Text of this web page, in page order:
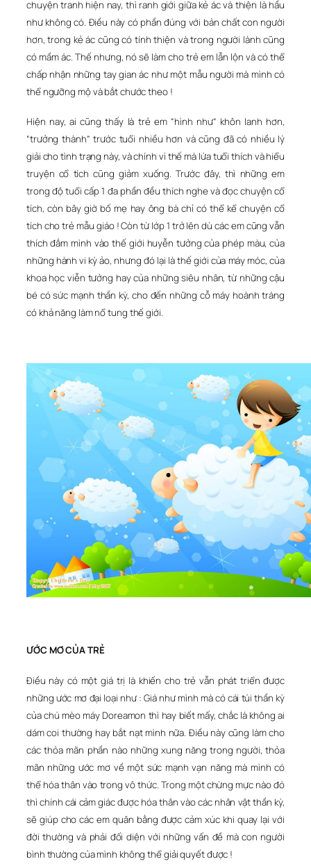
chuyện tranh hiện nay, thì ranh giới giữa kẻ ác và thiện là hầu
như không có. Điều này có phần đúng với bản chất con người
hơn, trong kẻ ác cũng có tính thiện và trong người lành cũng
có mầm ác. Thế nhưng, nó sẽ làm cho trẻ em lẫn lộn và có thể
chấp nhận những tay gian ác như một mẫu người mà mình có
thể ngưỡng mộ và bắt chước theo !
Hiện nay, ai cũng thấy là trẻ em “hình như” khôn lanh hơn,
“trưởng thành” trước tuổi nhiều hơn và cũng đã có nhiều lý
giải cho tình trạng này, và chính vì thế mà lứa tuổi thích và hiểu
truyện cổ tích cũng giảm xuống. Trước đây, thì những em
trong độ tuổi cấp 1 đa phần đều thích nghe và đọc chuyện cổ
tích, còn bây giờ bố mẹ hay ông bà chỉ có thể kể chuyện cổ
tích cho trẻ mẫu giáo ! Còn từ lớp 1 trở lên dù các em cũng vẫn
thích đắm mình vào thế giới huyễn tưởng của phép màu, của
những hành vi kỳ ảo, nhưng đó lại là thế giới của máy móc, của
khoa học viễn tưởng hay của những siêu nhân, từ những cậu
bé có sức mạnh thần kỳ, cho đến những cỗ máy hoành tráng
có khả năng làm nổ tung thế giới.
ƯỚC MƠ CỦA TRẺ
Điều này có một giá trị là khiến cho trẻ vẫn phát triển được
những ước mơ đại loại như : Giá như mình mà có cái túi thần kỳ
của chú mèo máy Doreamon thì hay biết mấy, chắc là không ai
dám coi thường hay bắt nạt mình nữa. Điều này cũng làm cho
các thỏa mãn phần nào những xung năng trong người, thỏa
mãn những ước mơ về một sức mạnh vạn năng mà mình có
thể hóa thân vào trong vô thức. Trong một chừng mực nào đó
thì chính cái cảm giác được hóa thân vào các nhân vật thần kỳ,
sẽ giúp cho các em quân bằng được cảm xúc khi quay lại với
đời thường và phải đối diện với những vấn đề mà con người
bình thường của mình không thể giải quyết được !